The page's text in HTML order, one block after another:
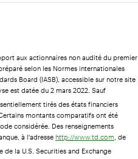
aux actionnaires non audité du premier
selon les Normes internationales
Board (IASB), accessible sur notre site
est datée du 2 mars 2022. Sauf
tirés des états financiers
montants comparatifs ont été
considérée. Des renseignements
à l'adressehttp://www.td.com , de
de la U.S. Securities and Exchange